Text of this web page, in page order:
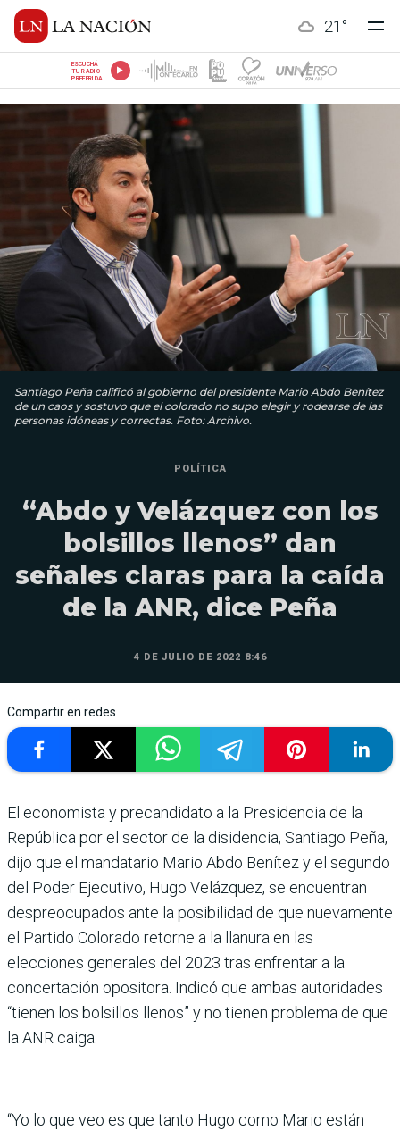
21 °
ESCUCHÁ
TU RADIO
PREFERIDA
Santiago Peña calificó al gobierno del presidente Mario Abdo Benítez
de un caos y sostuvo que el colorado no supo elegir y rodearse de las
personas idóneas y correctas. Foto: Archivo.
POLÍTICA
“Abdo y Velázquez con los
bolsillos llenos” dan
señales claras para la caída
de la ANR, dice Peña
4 DE JULIO DE 2022 8:46
Compartir en redes
El economista y precandidato a la Presidencia de la
República por el sector de la disidencia, Santiago Peña,
dijo que el mandatario Mario Abdo Benítez y el segundo
del Poder Ejecutivo, Hugo Velázquez, se encuentran
despreocupados ante la posibilidad de que nuevamente
el Partido Colorado retorne a la llanura en las
elecciones generales del 2023 tras enfrentar a la
concertación opositora. Indicó que ambas autoridades
“tienen los bolsillos llenos” y no tienen problema de que
la ANR caiga.
“Yo lo que veo es que tanto Hugo como Mario están